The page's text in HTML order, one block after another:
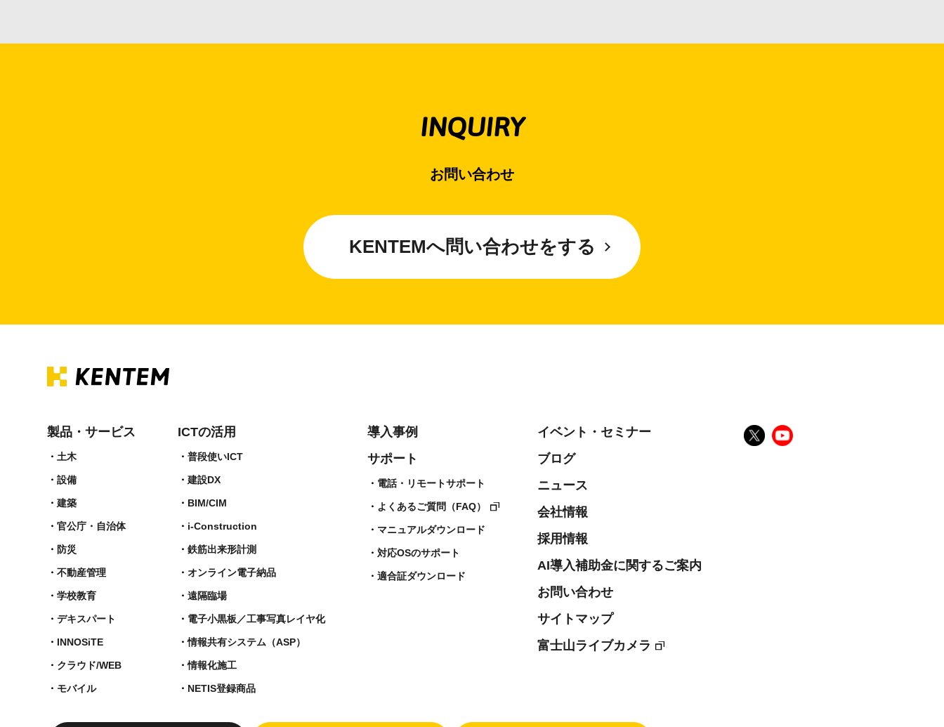
INQUIRY
お問い合わせ
KENTEMへ問い合わせをする
製品・サービス
土木
設備
建築
官公庁・自治体
防災
不動産管理
学校教育
デキスパート
INNOSiTE
クラウド/WEB
モバイル
ICTの活用
普段使いICT
建設DX
BIM/CIM
i-Construction
鉄筋出来形計測​
オンライン電子納品
遠隔臨場
電子小黒板／工事写真レイヤ化
情報共有システム（ASP）
情報化施工
NETIS登録商品
導入事例
サポート
電話・リモートサポート
よくあるご質問（FAQ）
マニュアルダウンロード
対応OSのサポート
適合証ダウンロード
イベント・セミナー
ブログ
ニュース
会社情報
採用情報
AI導入補助金に関するご案内
お問い合わせ
サイトマップ
富士山ライブカメラ